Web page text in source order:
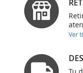
Ver
Tu